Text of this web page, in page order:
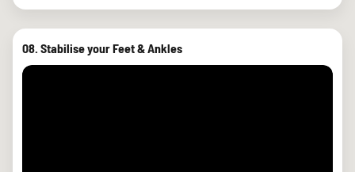
08. Stabilise your Feet & Ankles